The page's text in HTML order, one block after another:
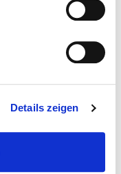
Details zeigen